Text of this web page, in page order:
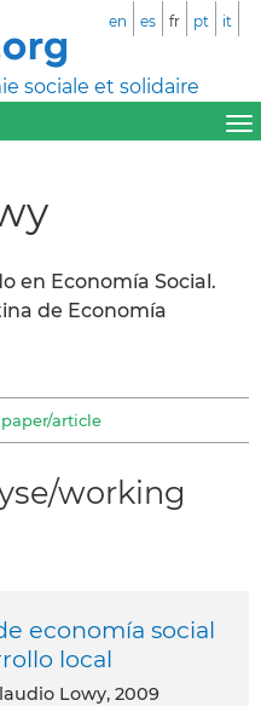
sociale et solidaire
en es fr pt it
en Economía Social.
de Economía
article
working
economía social
local
Lowy, 2009